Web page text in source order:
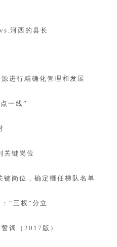
河西的县长
进行精确化管理和发展
一线”
关键岗位
键岗位，确定继任梯队名单
“三权”分立
词（2017版）